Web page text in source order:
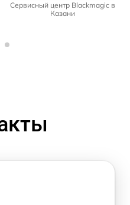
Сервисный центр Blackmagic в
Казани